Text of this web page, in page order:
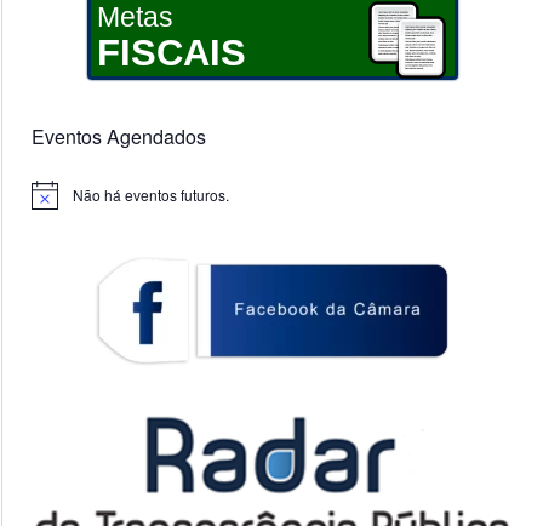
Metas
FISCAIS
Eventos Agendados
Notice Não há eventos futuros.